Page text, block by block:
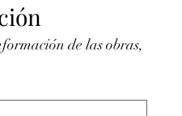
de las obras,